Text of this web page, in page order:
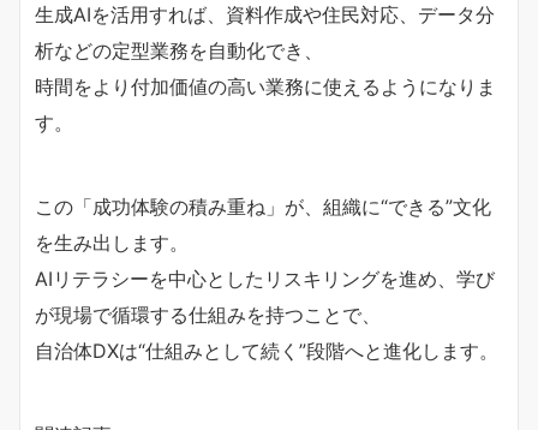
生成AIを活用すれば、資料作成や住民対応、データ分
析などの定型業務を自動化でき、
時間をより付加価値の高い業務に使えるようになりま
す。
この「成功体験の積み重ね」が、組織に“できる”文化
を生み出します。
AIリテラシーを中心としたリスキリングを進め、学び
が現場で循環する仕組みを持つことで、
自治体DXは“仕組みとして続く”段階へと進化します。